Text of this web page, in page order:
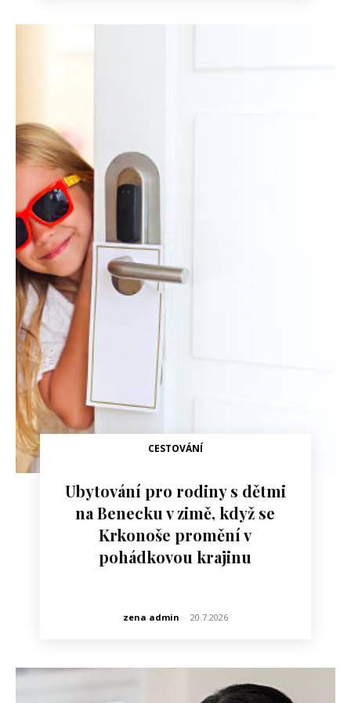
CESTOVÁNÍ
Ubytování pro rodiny s dětmi
na Benecku v zimě, když se
Krkonoše promění v
pohádkovou krajinu
zena admin - 20.7.2026